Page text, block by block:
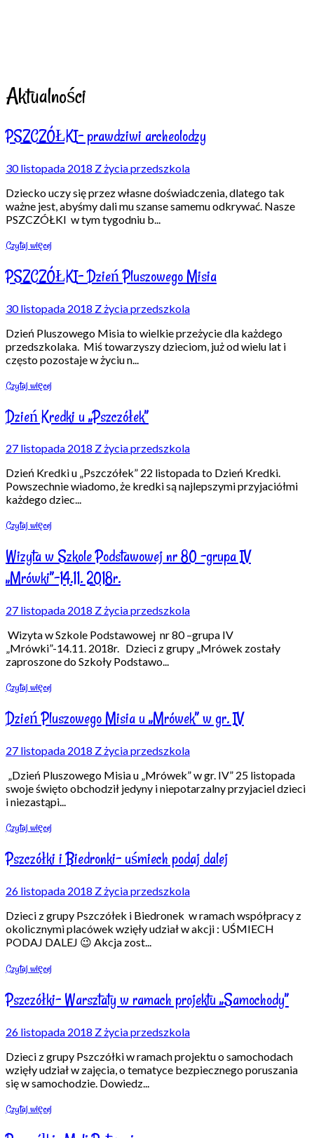
Aktualności
PSZCZÓŁKI- prawdziwi archeolodzy
30 listopada 2018 Z życia przedszkola
Dziecko uczy się przez własne doświadczenia, dlatego tak
ważne jest, abyśmy dali mu szanse samemu odkrywać. Nasze
PSZCZÓŁKI w tym tygodniu b
Czytaj więcej
PSZCZÓŁKI- Dzień Pluszowego Misia
30 listopada 2018 Z życia przedszkola
Dzień Pluszowego Misia to wielkie przeżycie dla każdego
przedszkolaka. Miś towarzyszy dzieciom, już od wielu lat i
często pozostaje w życiu n
Czytaj więcej
Dzień Kredki u „Pszczółek”
27 listopada 2018 Z życia przedszkola
Dzień Kredki u „Pszczółek” 22 listopada to Dzień Kredki.
Powszechnie wiadomo, że kredki są najlepszymi przyjaciółmi
każdego dziec...
Czytaj więcej
Wizyta w Szkole Podstawowej nr 80 –grupa IV
„Mrówki”-14.11. 2018r.
27 listopada 2018 Z życia przedszkola
Wizyta w Szkole Podstawowej nr 80 –grupa IV
„Mrówki”-14.11. 2018r. Dzieci z grupy „Mrówek zostały
zaproszone do Szkoły Podstawo...
Czytaj więcej
Dzień Pluszowego Misia u „Mrówek” w gr. IV
27 listopada 2018 Z życia przedszkola
„Dzień Pluszowego Misia u „Mrówek” w gr. IV” 25 listopada
swoje święto obchodził jedyny i niepotarzalny przyjaciel dzieci
i niezastąpi...
Czytaj więcej
Pszczółki i Biedronki- uśmiech podaj dalej
26 listopada 2018 Z życia przedszkola
Dzieci z grupy Pszczółek i Biedronek w ramach współpracy z
okolicznymi placówek wzięły udział w akcji : UŚMIECH
PODAJ DALEJ 😉 Akcja zost...
Czytaj więcej
Pszczółki- Warsztaty w ramach projektu „Samochody”
26 listopada 2018 Z życia przedszkola
Dzieci z grupy Pszczółki w ramach projektu o samochodach
wzięły udział w zajęcia, o tematyce bezpiecznego poruszania
się w samochodzie. Dowiedz
Czytaj więcej